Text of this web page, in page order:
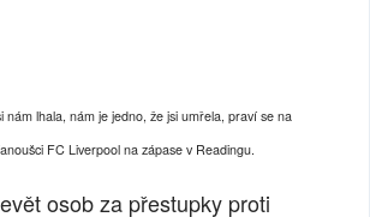
nám lhala, nám je jedno, že jsi umřela, praví se na
FC Liverpool na zápase v Readingu.
osob za přestupky proti